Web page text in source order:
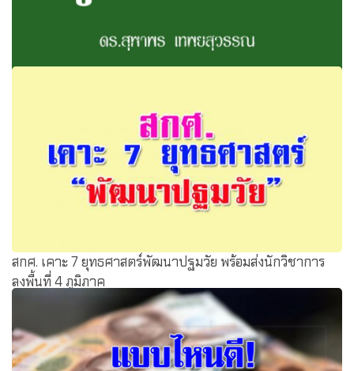
หนึ่งที่สำคัญมากก็คือเด็กคนนั้นต้อง
สกศ. เคาะ 7 ยุทธศาสตร์พัฒนาปฐมวัย พร้อมส่งนักวิชาการ
ลงพื้นที่ 4 ภูมิภาค